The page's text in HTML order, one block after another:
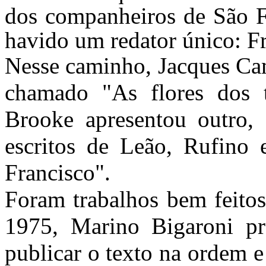
dos companheiros de São
havido um redator único:
Nesse caminho, Jacques
chamado "As flores dos
Brooke apresentou
escritos de Leão, Rufino
Francisco".
Foram trabalhos bem
1975, Marino Bigaroni
publicar o texto na ordem